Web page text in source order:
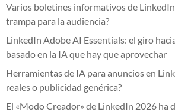
Varios boletines informativos de
trampa para la audiencia?
LinkedIn Adobe AI Essentials: el giro
basado en la IA que hay que aprovechar
Herramientas de IA para anuncios en
reales o publicidad genérica?
El «Modo Creador» de LinkedIn 2026 ha